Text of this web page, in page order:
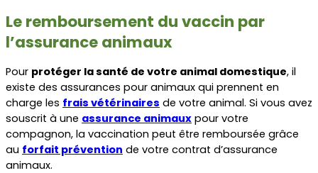
Le remboursement du vaccin par
l’assurance animaux
Pour protéger la santé de votre animal domestique, il
existe des assurances pour animaux qui prennent en
charge les frais vétérinaires de votre animal. Si vous avez
souscrit à une assurance animaux pour votre
compagnon, la vaccination peut être remboursée grâce
au forfait prévention de votre contrat d’assurance
animaux.